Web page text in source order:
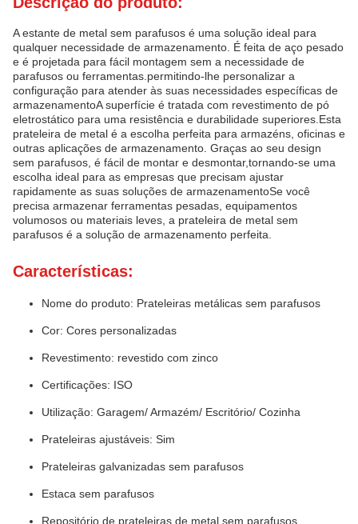
A estante de metal sem parafusos é uma solução ideal para
qualquer necessidade de armazenamento. É feita de aço pesado
e é projetada para fácil montagem sem a necessidade de
parafusos ou ferramentas.permitindo-lhe personalizar a
configuração para atender às suas necessidades específicas de
armazenamentoA superfície é tratada com revestimento de pó
eletrostático para uma resistência e durabilidade superiores.Esta
prateleira de metal é a escolha perfeita para armazéns, oficinas e
outras aplicações de armazenamento. Graças ao seu design
sem parafusos, é fácil de montar e desmontar,tornando-se uma
escolha ideal para as empresas que precisam ajustar
rapidamente as suas soluções de armazenamentoSe você
precisa armazenar ferramentas pesadas, equipamentos
volumosos ou materiais leves, a prateleira de metal sem
parafusos é a solução de armazenamento perfeita.
Características:
Nome do produto: Prateleiras metálicas sem parafusos
Cor: Cores personalizadas
Revestimento: revestido com zinco
Certificações: ISO
Utilização: Garagem/ Armazém/ Escritório/ Cozinha
Prateleiras ajustáveis: Sim
Prateleiras galvanizadas sem parafusos
Estaca sem parafusos
Repositório de prateleiras de metal sem parafusos